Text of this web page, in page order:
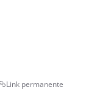
Link permanente